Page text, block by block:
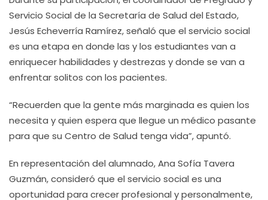
Servicio Social de la Secretaría de Salud del Estado,
Jesús Echeverría Ramírez, señaló que el servicio social
es una etapa en donde las y los estudiantes van a
enriquecer habilidades y destrezas y donde se van a
enfrentar solitos con los pacientes.
“Recuerden que la gente más marginada es quien los
necesita y quien espera que llegue un médico pasante
para que su Centro de Salud tenga vida”, apuntó.
En representación del alumnado, Ana Sofía Tavera
Guzmán, consideró que el servicio social es una
oportunidad para crecer profesional y personalmente,